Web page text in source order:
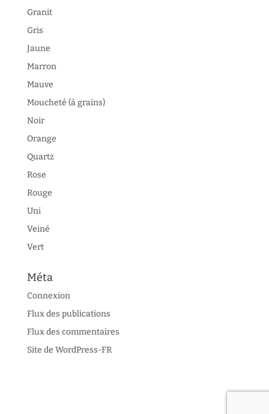
Granit
Gris
Jaune
Marron
Mauve
Moucheté (à grains)
Noir
Orange
Quartz
Rose
Rouge
Uni
Veiné
Vert
Méta
Connexion
Flux des publications
Flux des commentaires
Site de WordPress-FR